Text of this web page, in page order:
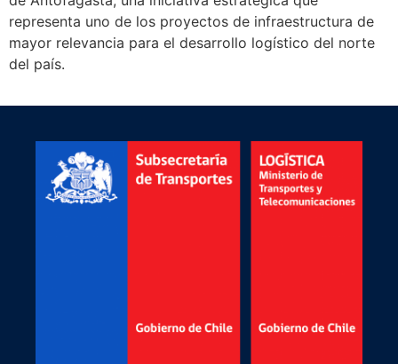
representa uno de los proyectos de infraestructura de
mayor relevancia para el desarrollo logístico del norte
del país.